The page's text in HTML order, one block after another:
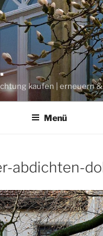
kaufen | erneuern
Menü
abdichten-